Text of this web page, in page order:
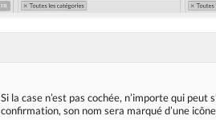
Si la case n’est pas cochée, n’importe qui
confirmation, son nom sera marqué d’une